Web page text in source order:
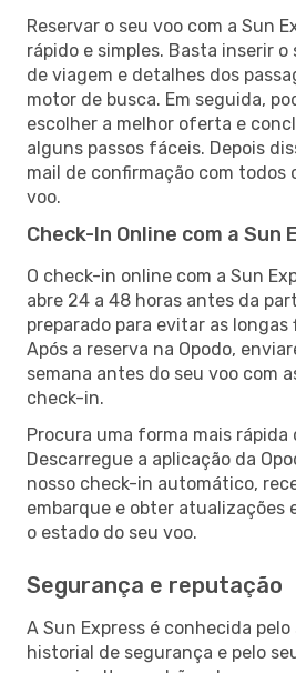
Reservar o seu voo com a Sun
rápido e simples. Basta inserir
de viagem e detalhes dos
motor de busca. Em seguida,
escolher a melhor oferta e
alguns passos fáceis. Depois
mail de confirmação com todos
voo.
Check-In Online com a Sun
O check-in online com a Sun
abre 24 a 48 horas antes da
preparado para evitar as longas
Após a reserva na Opodo,
semana antes do seu voo com
check-in.
Procura uma forma mais
Descarregue a aplicação da
nosso check-in automático,
embarque e obter atualizações
o estado do seu voo.
Segurança e reputação
A Sun Express é conhecida
historial de segurança e pelo